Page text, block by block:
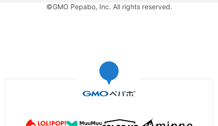
©GMO Pepabo, Inc. All rights reserved.